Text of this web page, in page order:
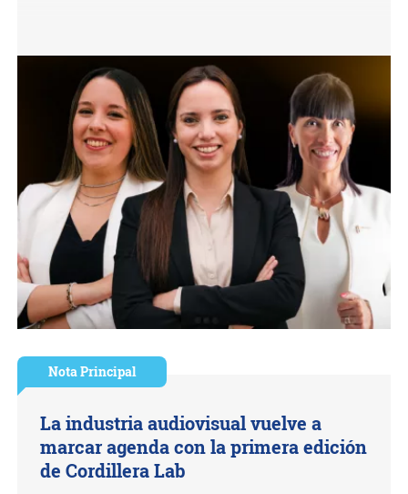
Nota Principal
La industria audiovisual vuelve a
marcar agenda con la primera edición
de Cordillera Lab